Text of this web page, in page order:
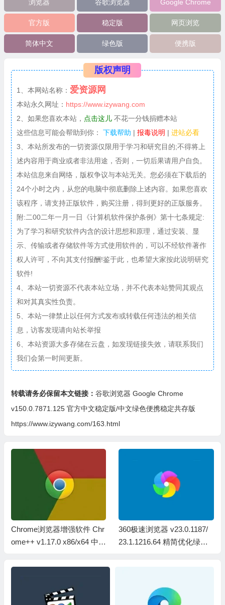
浏览器 谷歌浏览器 Google Chrome
官方版 稳定版 网页浏览
简体中文 绿色版 便携版
版权声明
1、本网站名称： 爱资源网
本站永久网址： https://www.izywang.com
2、如果您喜欢本站， 点击这儿不花一分钱捐赠本站
这些信息可能会帮助到你：
下载帮助 | 报毒说明 | 进站必看
3、本站所发布的一切资源仅限用于学习和研究目的;不得将上
述内容用于商业或者非法用途，否则，一切后果请用户自负。
本站信息来自网络，版权争议与本站无关。您必须在下载后的
24个小时之内，从您的电脑中彻底删除上述内容。如果您喜欢
该程序，请支持正版软件，购买注册，得到更好的正版服务。
附:二00二年一月一日《计算机软件保护条例》第十七条规定:
为了学习和研究软件内含的设计思想和原理，通过安装、显
示、传输或者存储软件等方式使用软件的，可以不经软件著作
权人许可，不向其支付报酬!鉴于此，也希望大家按此说明研究
软件!
4、本站一切资源不代表本站立场，并不代表本站赞同其观点
和对其真实性负责。
5、本站一律禁止以任何方式发布或转载任何违法的相关信
息，访客发现请向站长举报
6、本站资源大多存储在云盘，如发现链接失效，请联系我们
我们会第一时间更新。
转载请务必保留本文链接： 谷歌浏览器 Google Chrome
v150.0.7871.125 官方中文稳定版/中文绿色便携稳定共存版
https://www.izywang.com/163.html
Chrome浏览器增强软件 Chr
ome++ v1.17.0 x86/x64 中文
360极速浏览器 v23.0.1187/
23.1.1216.64 精简优化绿色